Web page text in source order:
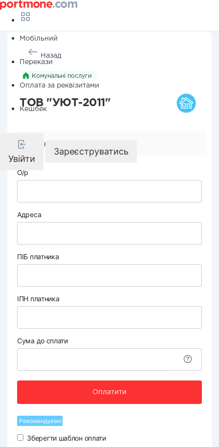
Мобільний
Перекази
Оплата за реквізитами
Кешбек
Увійти
Зареєструватись
Назад
Комунальні послуги
ТОВ "УЮТ-2011"
Реквізити компанії
О/р
Адреса
ПІБ платника
ІПН платника
Сума до сплати
Оплатити
Рекомендуємо
Зберегти шаблон оплати